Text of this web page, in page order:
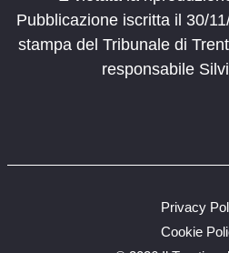
Pubblicazione iscritta il 30/
stampa del Tribunale di
responsabile
Privacy
Cookie